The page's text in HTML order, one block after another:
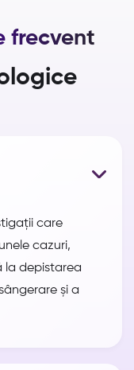
frecvent
care
cazuri,
la depistarea
și a